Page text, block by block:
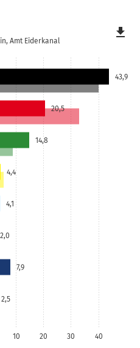
10 20 30 40
43,9
20,5
14,8
4,4
4,1
2,0
7,9
2,5
Amt Eiderkanal
file_download